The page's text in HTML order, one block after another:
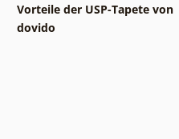
Vorteile der USP-Tapete von
dovido